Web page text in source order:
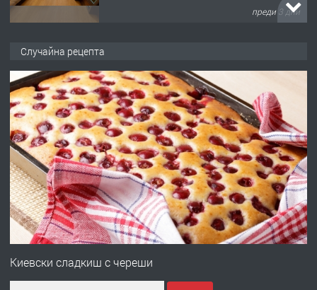
преди 3 дни
АПАРТАМЕНТ В ЦЕНТЪРА НА ГР.
ХАСКОВО
преди 4 дни
ПРЕДЛАГА Давам гараж под наем
преди 4 дни
ПРЕДЛАГА
№4120 Магазин/Офис под наем в кв.
градската градина!
Случайна рецепта
Киевски сладкиш с череши